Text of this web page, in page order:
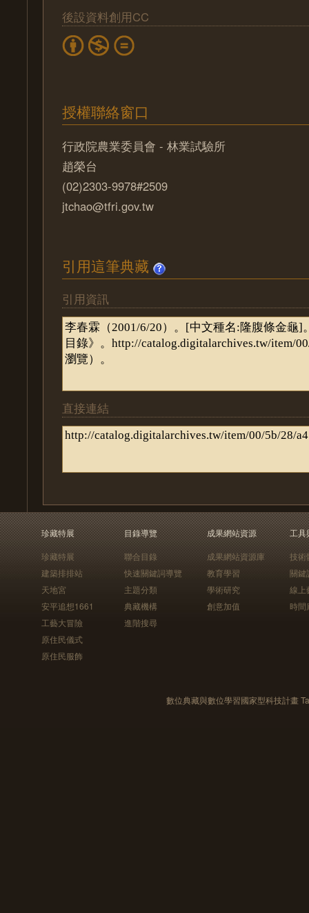
後設資料創用CC
授權聯絡窗口
行政院農業委員會 - 林業試驗所
趙榮台
(02)2303-9978#2509
jtchao@tfri.gov.tw
引用這筆典藏
引用資訊
直接連結
珍藏特展
珍藏特展
建築排排站
天地宮
安平追想1661
工藝大冒險
原住民儀式
原住民服飾
目錄導覽
聯合目錄
快速關鍵詞導覽
主題分類
典藏機構
進階搜尋
成果網站資源
成果網站資源庫
教育學習
學術研究
創意加值
工具
技術
關鍵
線上
時間
數位典藏與數位學習國家型科技計畫